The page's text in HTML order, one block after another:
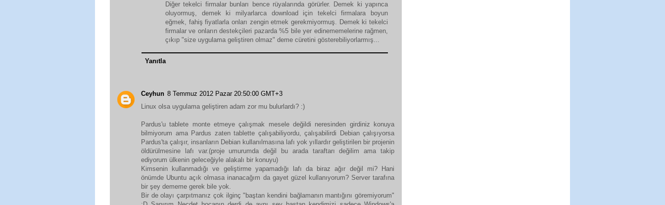
Diğer tekelci firmalar bunları bence rüyalarında görürler. Demek ki yapınca
oluyormuş, demek ki milyarlarca download için tekelci firmalara boyun
eğmek, fahiş fiyatlarla onları zengin etmek gerekmiyormuş. Demek ki tekelci
firmalar ve onların destekçileri pazarda %5 bile yer edinememelerine rağmen,
çıkıp "size uygulama geliştiren olmaz" deme cüretini gösterebiliyorlarmış...
Yanıtla
Ceyhun 8 Temmuz 2012 Pazar 20:50:00 GMT+3
Linux olsa uygulama geliştiren adam zor mu bulurlardı? :)
Pardus'u tablete monte etmeye çalışmak mesele değildi neresinden girdiniz konuya
bilmiyorum ama Pardus zaten tablette çalışabiliyordu, çalışabilirdi Debian çalışıyorsa
Pardus'ta çalışır, insanların Debian kullanılmasına lafı yok yıllardır geliştirilen bir projenin
öldürülmesine lafı var.(proje umurumda değil bu arada taraftarı değilim ama takip
ediyorum ülkenin geleceğiyle alakalı bir konuyu)
Kimsenin kullanmadığı ve geliştirme yapamadığı lafı da biraz ağır değil mi? Hani
önümde Ubuntu açık olmasa inanacağım da gayet güzel kullanıyorum? Server tarafına
bir şey dememe gerek bile yok.
Bir de olayı çarpıtmanız çok ilginç "baştan kendini bağlamanın mantığını göremiyorum"